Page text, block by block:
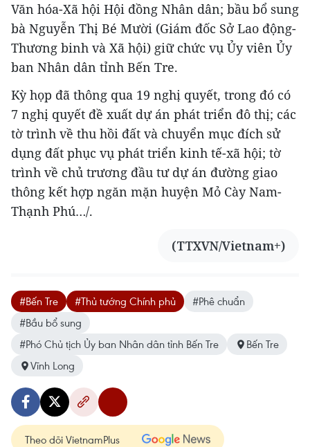
Văn hóa-Xã hội Hội đồng Nhân dân; bầu bổ sung
bà Nguyễn Thị Bé Mười (Giám đốc Sở Lao động-
Thương binh và Xã hội) giữ chức vụ Ủy viên Ủy
ban Nhân dân tỉnh Bến Tre.
Kỳ họp đã thông qua 19 nghị quyết, trong đó có
7 nghị quyết đề xuất dự án phát triển đô thị; các
tờ trình về thu hồi đất và chuyển mục đích sử
dụng đất phục vụ phát triển kinh tế-xã hội; tờ
trình về chủ trương đầu tư dự án đường giao
thông kết hợp ngăn mặn huyện Mỏ Cày Nam-
Thạnh Phú…/.
(TTXVN/Vietnam+)
#Bến Tre #Thủ tướng Chính phủ
#Phê chuẩn
#Bầu bổ sung
#Phó Chủ tịch Ủy ban Nhân dân tỉnh Bến Tre
Bến Tre
Vĩnh Long
Theo dõi VietnamPlus